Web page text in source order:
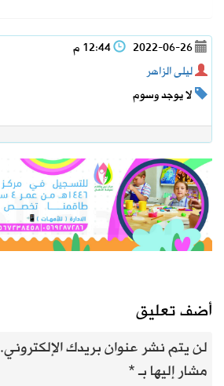
2022-06-26
ليلى الزاهر
لا يوجد وسوم
أضف تعليق
لن يتم نشر عنوان بريدك الإلكتروني.
مشار إليها بـ*